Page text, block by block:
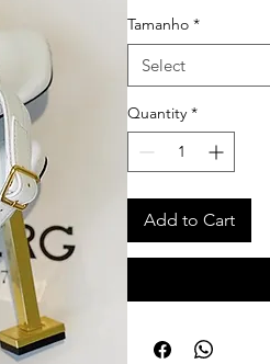
Tamanho *
Select
Quantity *
Add to Cart